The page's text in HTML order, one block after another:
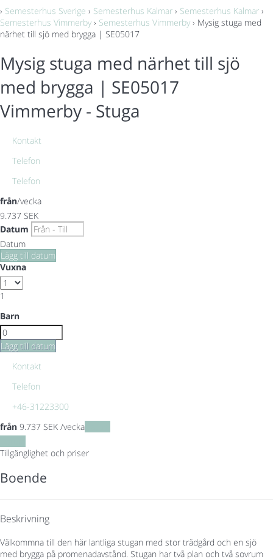
› Semesterhus Sverige › Semesterhus Kalmar › Semesterhus Kalmar ›
Semesterhus Vimmerby › Semesterhus Vimmerby › Mysig stuga med
närhet till sjö med brygga | SE05017
Mysig stuga med närhet till sjö
med brygga | SE05017
Vimmerby - Stuga
Kontakt
Telefon
Telefon
från/vecka
9.737 SEK
Datum
Datum
Lägg till datum
Vuxna
1
Barn
Lägg till datum
Kontakt
Telefon
+46-31223300
från 9.737 SEK /vecka
Tillgänglighet och priser
Boende
Beskrivning
Välkommna till den här lantliga stugan med stor trädgård och en sjö
med brygga på promenadavstånd. Stugan har två plan och två sovrum